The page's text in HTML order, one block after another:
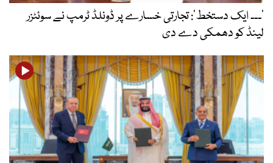
’۔۔۔ ایک دستخط‘: تجارتی خسارے پر ڈونلڈ ٹرمپ نے سوئٹزر
لینڈ کو دھمکی دے دی